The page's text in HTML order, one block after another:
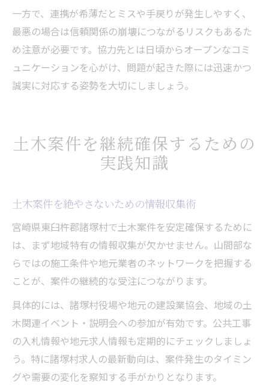
一方で、連携が希薄だとミスや手戻りが発生しやすく、
最悪の場合は信頼関係の崩壊につながるリスクもあるた
め注意が必要です。協力先とは日頃からオープンなコミ
ュニケーションを心がけ、問題が起きた際には迅速かつ
誠実に対応する姿勢を大切にしましょう。
土木案件を継続確保するための
実践知識
土木案件を絶やさないための情報収集術
宮崎県東臼杵郡諸塚村で土木案件を安定確保するために
は、まず地域特有の情報収集が欠かせません。山間部な
らではの施工条件や地元業者のネットワークを把握する
ことが、案件の継続的な受注につながります。
具体的には、諸塚村役場や地元の建設業協会、地域の土
木関連イベント・説明会への参加が有効です。公共工事
の入札情報や地元求人情報も定期的にチェックしましょ
う。特に諸塚村求人の最新動向は、案件発生のタイミン
グや需要の変化を察知する手がかりとなります。